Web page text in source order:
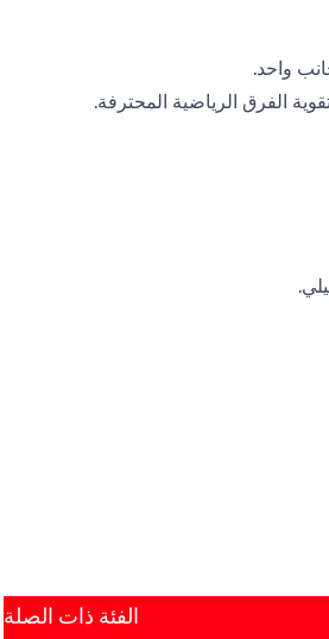
واحد.
الفرق الرياضية المحترفة.
الفئة ذات الصلة